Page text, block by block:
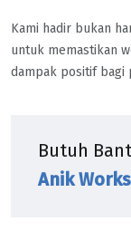
Kami hadir bukan
untuk memastikan
dampak positif bagi
Butuh
Anik